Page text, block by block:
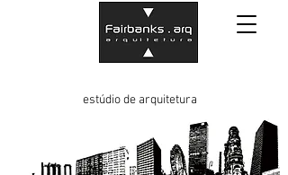
estúdio de arquitetura